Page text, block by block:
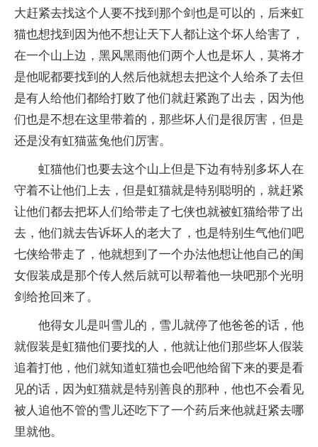
大赶紧去找这个人要不找到那个剑也是可以的，后来虹
猫也想找到因为他不想让天下人都让这个坏人给害了，
在一个山上边，黑风黑雨他们两个人也是坏人，莫将才
是他呢都要找到的人然后他就想去把这个人给杀了去但
是有人给他们都给打败了他们就赶紧跑了出去，因为他
们也是不想在这里带着的，那些坏人们是很厉害，但是
还是没有虹猫蓝兔他们厉害。
虹猫他们也要去这个山上但是下边有特别多坏人在
守着不让他们上去，但是虹猫就是特别聪明的，就赶紧
让他们都去把坏人们给带走了七侠也就被虹猫给带了出
去，他们就去告诉坏人的老大了，也是特别生气他们吧
七侠给带走了，他就想到了一个办法他想让他自己的闺
女假装成是那个传人然后就可以帮着他一块吧那个光明
剑给抢回来了。
他得女儿是叫雪儿的，雪儿就停了他爸爸的话，他
就假装是虹猫他们要找的人，他就让他们那些坏人假装
追着打他，他们就知道虹猫也会吧他给留下来的要是看
见的话，因为虹猫就是特别善良的那种，他也不会看见
被人追他不管的雪儿还吃下了一个药后来他就赶紧去哪
里就他。